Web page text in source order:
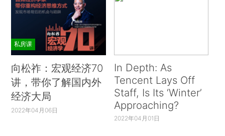
私房课
向松祚：宏观经济70
讲，带你了解国内外
经济大局
2022年04月06日
In Depth: As
Tencent Lays Off
Staff, Is Its ‘Winter’
Approaching?
2022年04月01日